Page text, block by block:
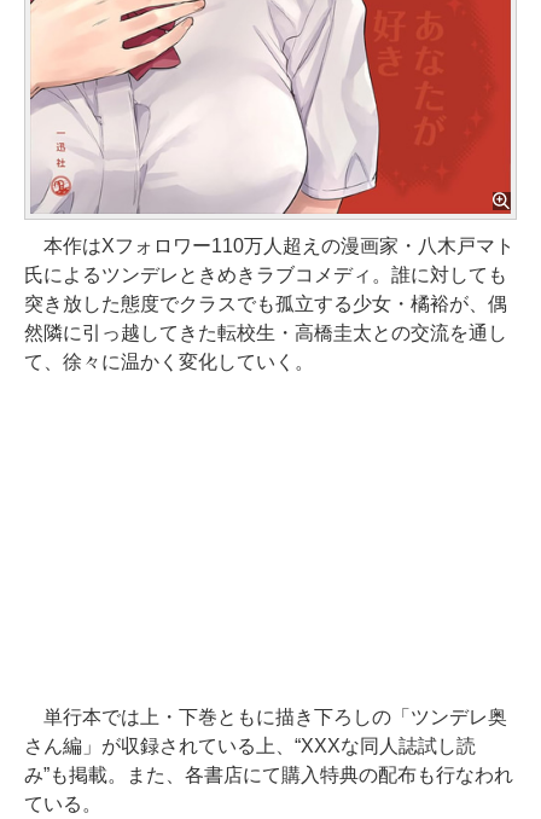
本作はXフォロワー110万人超えの漫画家・八木戸マト
氏によるツンデレときめきラブコメディ。誰に対しても
突き放した態度でクラスでも孤立する少女・橘裕が、偶
然隣に引っ越してきた転校生・高橋圭太との交流を通し
て、徐々に温かく変化していく。
単行本では上・下巻ともに描き下ろしの「ツンデレ奥
さん編」が収録されている上、“XXXな同人誌試し読
み”も掲載。また、各書店にて購入特典の配布も行なわれ
ている。